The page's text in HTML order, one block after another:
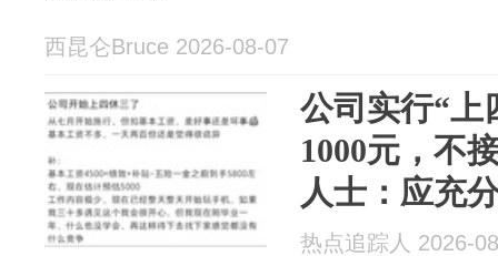
西昆仑Bruce 2026-08-07
公司实行“上
1000元，不
人士：应充
同意
热点追踪人 2026-